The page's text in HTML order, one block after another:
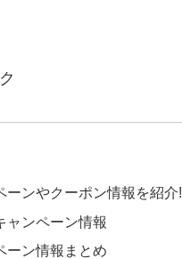
ンやクーポン情報を紹介!
ャンペーン情報
ーン情報まとめ